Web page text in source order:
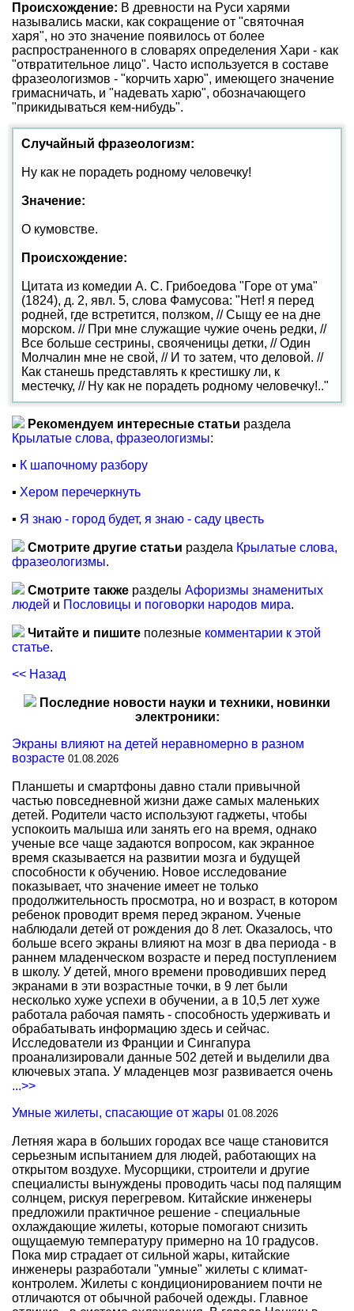
Происхождение: В древности на Руси харями
назывались маски, как сокращение от "святочная
харя", но это значение появилось от более
распространенного в словарях определения Хари - как
"отвратительное лицо". Часто используется в составе
фразеологизмов - "корчить харю", имеющего значение
гримасничать, и "надевать харю", обозначающего
"прикидываться кем-нибудь".
Случайный фразеологизм:
Ну как не порадеть родному человечку!
Значение:
О кумовстве.
Происхождение:
Цитата из комедии А. С. Грибоедова "Горе от ума"
(1824), д. 2, явл. 5, слова Фамусова: "Нет! я перед
родней, где встретится, ползком, // Сыщу ее на дне
морском. // При мне служащие чужие очень редки, //
Все больше сестрины, свояченицы детки, // Один
Молчалин мне не свой, // И то затем, что деловой. //
Как станешь представлять к крестишку ли, к
местечку, // Ну как не порадеть родному человечку!.."
Рекомендуем интересные статьи раздела
Крылатые слова, фразеологизмы:
▪ К шапочному разбору
▪ Хером перечеркнуть
▪ Я знаю - город будет, я знаю - саду цвесть
Смотрите другие статьи раздела Крылатые слова,
фразеологизмы.
Смотрите также разделы Афоризмы знаменитых
людей и Пословицы и поговорки народов мира.
Читайте и пишите полезные комментарии к этой
статье.
<< Назад
Последние новости науки и техники, новинки
электроники:
Экраны влияют на детей неравномерно в разном
возрасте 01.08.2026
Планшеты и смартфоны давно стали привычной
частью повседневной жизни даже самых маленьких
детей. Родители часто используют гаджеты, чтобы
успокоить малыша или занять его на время, однако
ученые все чаще задаются вопросом, как экранное
время сказывается на развитии мозга и будущей
способности к обучению. Новое исследование
показывает, что значение имеет не только
продолжительность просмотра, но и возраст, в котором
ребенок проводит время перед экраном. Ученые
наблюдали детей от рождения до 8 лет. Оказалось, что
больше всего экраны влияют на мозг в два периода - в
раннем младенческом возрасте и перед поступлением
в школу. У детей, много времени проводивших перед
экранами в эти возрастные точки, в 9 лет были
несколько хуже успехи в обучении, а в 10,5 лет хуже
работала рабочая память - способность удерживать и
обрабатывать информацию здесь и сейчас.
Исследователи из Франции и Сингапура
проанализировали данные 502 детей и выделили два
ключевых этапа. У младенцев мозг развивается очень
...>>
Умные жилеты, спасающие от жары 01.08.2026
Летняя жара в больших городах все чаще становится
серьезным испытанием для людей, работающих на
открытом воздухе. Мусорщики, строители и другие
специалисты вынуждены проводить часы под палящим
солнцем, рискуя перегревом. Китайские инженеры
предложили практичное решение - специальные
охлаждающие жилеты, которые помогают снизить
ощущаемую температуру примерно на 10 градусов.
Пока мир страдает от сильной жары, китайские
инженеры разработали "умные" жилеты с климат-
контролем. Жилеты с кондиционированием почти не
отличаются от обычной рабочей одежды. Главное